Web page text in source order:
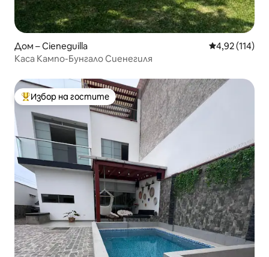
Дом – Cieneguilla Средна
4,92 (114)
Каса Кампо-Бунгало Сиенегиля
Най-популярен избор на гостите
Избор на гостите